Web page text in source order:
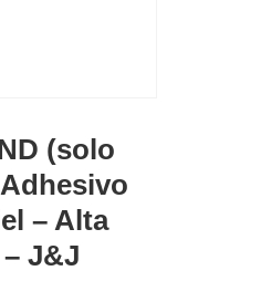
(solo
– Alta
J&J